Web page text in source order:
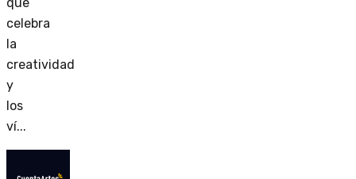
que
celebra
la
creatividad
y
los
ví...